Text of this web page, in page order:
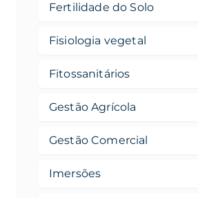
Fertilidade do Solo
Fisiologia vegetal
Fitossanitários
Gestão Agrícola
Gestão Comercial
Imersões